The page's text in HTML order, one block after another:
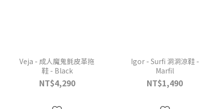
Veja - 成人魔鬼氈皮革拖
鞋 - Black
NT$4,290
Igor - Surfi 洞洞涼鞋 -
Marfil
NT$1,490